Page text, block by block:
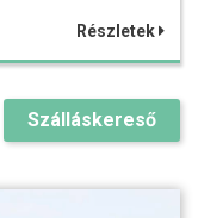
Részletek
Szálláskereső